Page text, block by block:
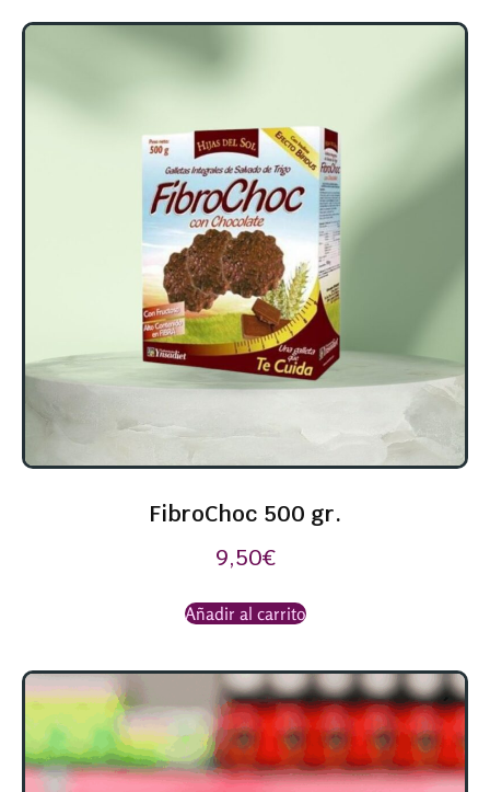
FibroChoc 500 gr.
9,50€
Añadir al carrito